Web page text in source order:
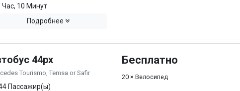
Час, 10 Минут
Подробнее
44px
Tourismo, Temsa or Safir
Пассажир(ы)
Бесплатно
20 × Велосипед